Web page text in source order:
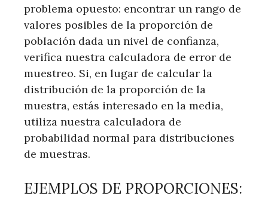
problema opuesto: encontrar un rango de
valores posibles de la proporción de
población dada un nivel de confianza,
verifica nuestra calculadora de error de
muestreo. Si, en lugar de calcular la
distribución de la proporción de la
muestra, estás interesado en la media,
utiliza nuestra calculadora de
probabilidad normal para distribuciones
de muestras.
EJEMPLOS DE PROPORCIONES: